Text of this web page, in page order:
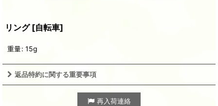
リング [自転車]
重量: 15g
返品特約に関する重要事項
再入荷連絡